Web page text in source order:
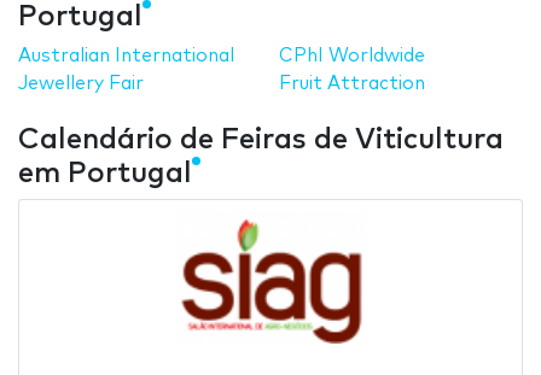
Portugal
Australian International
Jewellery Fair
CPhI Worldwide
Fruit Attraction
Calendário de Feiras de Viticultura
em Portugal